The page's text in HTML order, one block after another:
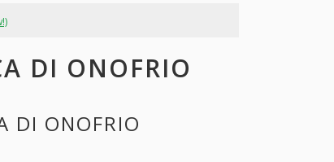
DI ONOFRIO
DI ONOFRIO